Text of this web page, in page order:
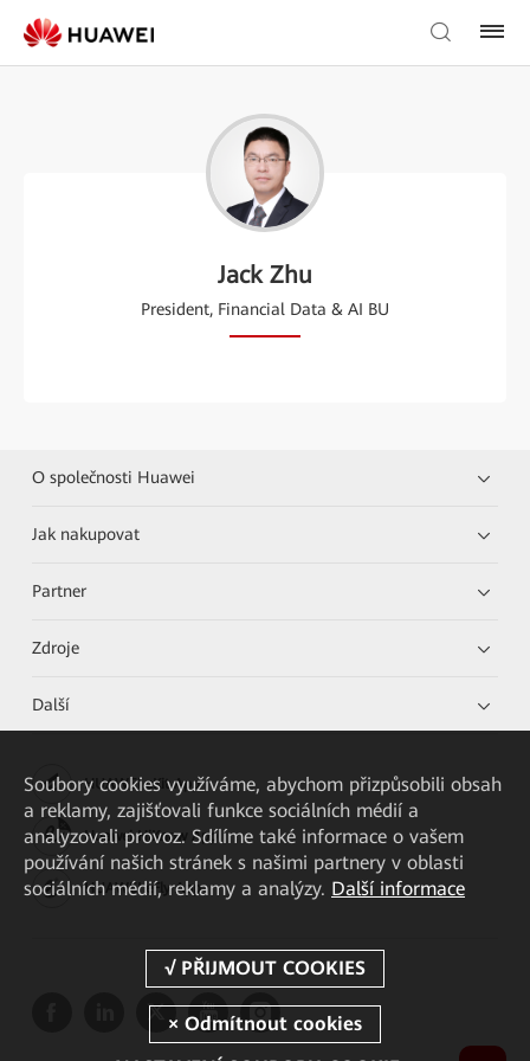
Jack Zhu
President, Financial Data & AI BU
O společnosti Huawei
Jak nakupovat
Partner
Zdroje
Další
HUAWEI eKit App
Huawei HiKnow App
HUAWEI eFly App
Soubory cookies využíváme, abychom přizpůsobili obsah
a reklamy, zajišťovali funkce sociálních médií a
analyzovali provoz. Sdílíme také informace o vašem
používání našich stránek s našimi partnery v oblasti
sociálních médií, reklamy a analýzy. Další informace